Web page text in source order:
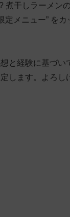
煮干しラーメン
定メニュー” を
と経験に基づい
します。よろし